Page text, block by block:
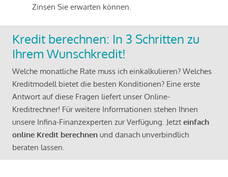
Zinsen Sie erwarten können.
Kredit berechnen: In 3 Schritten zu
Ihrem Wunschkredit!
Welche monatliche Rate muss ich einkalkulieren? Welches
Kreditmodell bietet die besten Konditionen? Eine erste
Antwort auf diese Fragen liefert unser Online-
Kreditrechner! Für weitere Informationen stehen Ihnen
unsere Infina-Finanzexperten zur Verfügung. Jetzt einfach
online Kredit berechnen und danach unverbindlich
beraten lassen.